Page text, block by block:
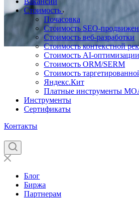
Стоимость
Почасовка
Стоимость SEO-
Стоимость веб-разработки
Стоимость контекстной
Стоимость AI-оптимизации
Стоимость ORM/SERM
Стоимость
Яндекс.Кит
Платные инструменты
Инструменты
Сертификаты
Контакты
Блог
Биржа
Партнерам